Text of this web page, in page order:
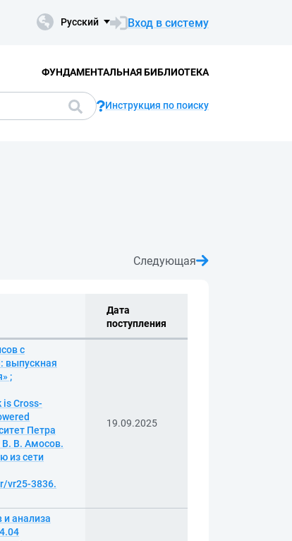
Русский Вход в систему
ФУНДАМЕНТАЛЬНАЯ БИБЛИОТЕКА
Инструкция по поиску
Следующая
Дата
поступления
с
выпускная
;
Cross-
Петра
В. В. Амосов.
из сети
vr25-3836.
19.09.2025
и анализа